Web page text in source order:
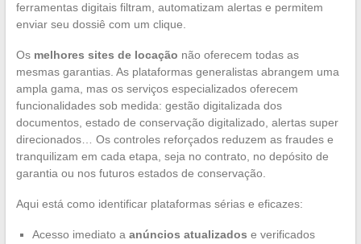
ferramentas digitais filtram, automatizam alertas e permitem
enviar seu dossiê com um clique.
Os melhores sites de locação não oferecem todas as
mesmas garantias. As plataformas generalistas abrangem uma
ampla gama, mas os serviços especializados oferecem
funcionalidades sob medida: gestão digitalizada dos
documentos, estado de conservação digitalizado, alertas super
direcionados… Os controles reforçados reduzem as fraudes e
tranquilizam em cada etapa, seja no contrato, no depósito de
garantia ou nos futuros estados de conservação.
Aqui está como identificar plataformas sérias e eficazes:
Acesso imediato a anúncios atualizados e verificados